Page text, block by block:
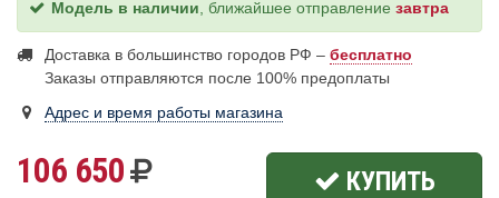
Модель в наличии , ближайшее отправление завтра
Доставка в большинство городов РФ – бесплатно
Заказы отправляются после 100% предоплаты
Адрес и время работы магазина
106 650 КУПИТЬ